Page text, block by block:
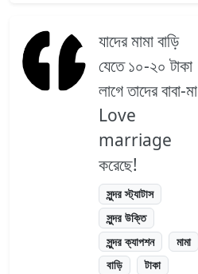
যাদের মামা বাড়ি
যেতে ১০-২০ টাকা
লাগে তাদের বাবা-মা
Love
marriage
করেছে!
সুন্দর স্ট্যাটাস
সুন্দর উক্তি
সুন্দর ক্যাপশন
মামা
বাড়ি
টাকা